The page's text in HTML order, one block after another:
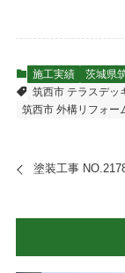
施工実績
茨城県
筑西市 テラスデッ
筑西市 外構リフォー
塗装工事